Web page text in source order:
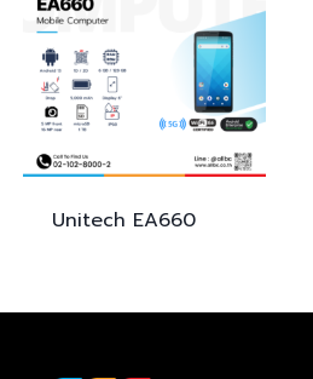
Unitech EA660